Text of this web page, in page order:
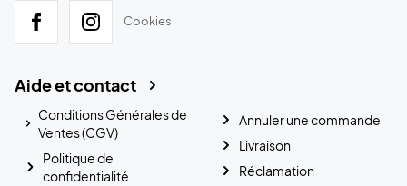
Cookies
Aide et contact
Conditions Générales de
Ventes (CGV)
Politique de
confidentialité
Annuler une commande
Livraison
Réclamation